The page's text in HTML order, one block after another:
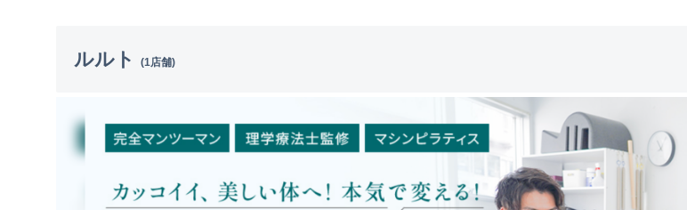
ルルト (1店舗)